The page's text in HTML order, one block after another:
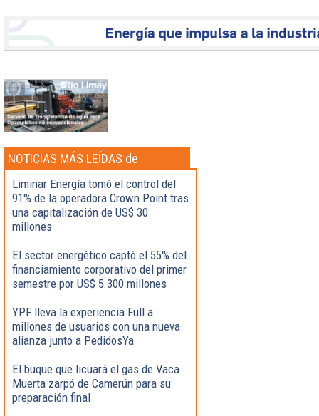
NOTICIAS MÁS LEÍDAS de
Actualidad
Liminar Energía tomó el control del
91% de la operadora Crown Point tras
una capitalización de US$ 30
millones
El sector energético captó el 55% del
financiamiento corporativo del primer
semestre por US$ 5.300 millones
YPF lleva la experiencia Full a
millones de usuarios con una nueva
alianza junto a PedidosYa
El buque que licuará el gas de Vaca
Muerta zarpó de Camerún para su
preparación final